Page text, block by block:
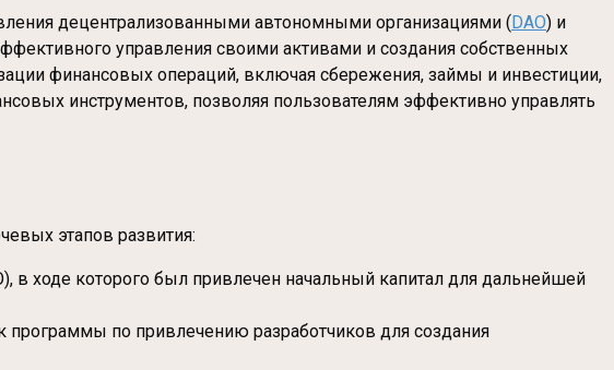
децентрализованными автономными организациями (DAO) и
управления своими активами и создания собственных
финансовых операций, включая сбережения, займы и инвестиции,
инструментов, позволяя пользователям эффективно управлять
этапов развития:
ходе которого был привлечен начальный капитал для дальнейшей
по привлечению разработчиков для создания